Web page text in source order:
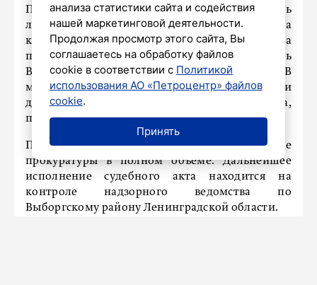
Правоохранителям удалось установить
личность владельца банковского счета, на
который были переведены средства
пенсионера. Им оказался житель
Волгодонского района Ростовской области. В
местный суд направили иск о взыскании
денежных средств с мошеннического счета,
передаетPiter.TV.
Позже судьи удовлетворили прошение
прокуратуры в полном объеме. Дальнейшее
исполнение судебного акта находится на
контроле надзорного ведомства по
Выборгскому району Ленинградской области.
анализа статистики сайта и содействия
нашей маркетинговой деятельности.
Продолжая просмотр этого сайта, Вы
соглашаетесь на обработку файлов
cookie в соответствии с Политикой
использования АО «Петроцентр» файлов
cookie.
Принять